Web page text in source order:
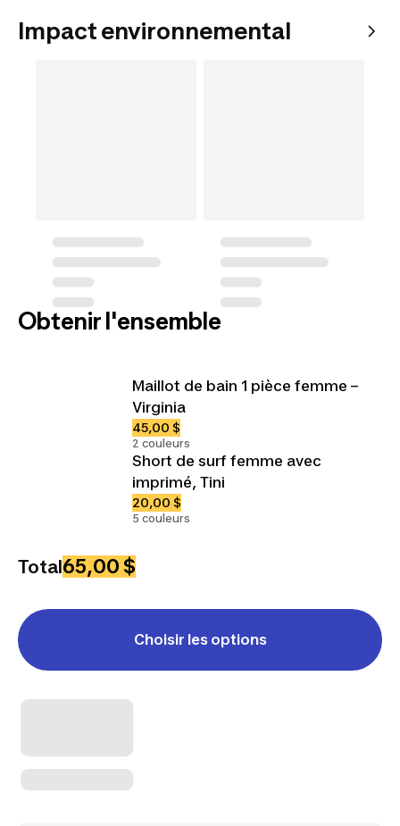
Impact environnemental
Obtenir l'ensemble
Maillot de bain 1 pièce femme –
Virginia
45,00 $
2 couleurs
Short de surf femme avec
imprimé, Tini
20,00 $
5 couleurs
Total65,00 $
Choisir les options